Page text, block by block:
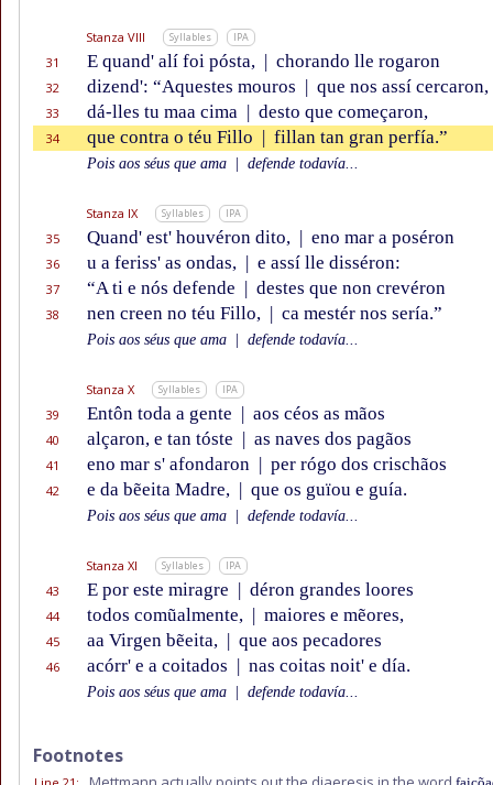
Stanza VIII Syllables IPA
31 E quand' alí foi pósta, | chorando lle rogaron
32 dizend': “Aquestes mouros | que nos assí cercaron,
33 dá-lles tu maa cima | desto que começaron,
34 que contra o téu Fillo | fillan tan gran perfía.”
Pois aos séus que ama defende todavía...
Stanza IX Syllables IPA
35 Quand' est' houvéron dito, | eno mar a poséron
36 u a feriss' as ondas, | e assí lle disséron:
37 “A ti e nós defende | destes que non crevéron
38 nen creen no téu Fillo, | ca mestér nos sería.”
Pois aos séus que ama defende todavía...
Stanza X Syllables IPA
39 Entôn toda a gente | aos céos as mãos
40 alçaron, e tan tóste | as naves dos pagãos
41 eno mar s' afondaron | per rógo dos crischãos
42 e da bẽeita Madre, | que os guïou e guía.
Pois aos séus que ama defende todavía...
Stanza XI Syllables IPA
43 E por este miragre | déron grandes loores
44 todos comũalmente, | maiores e mẽores,
45 aa Virgen bẽeita, | que aos pecadores
46 acórr' e a coitados | nas coitas noit' e día.
Pois aos séus que ama defende todavía...
Footnotes